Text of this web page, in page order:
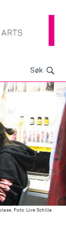
Søk Søk
Foto: Live Schille